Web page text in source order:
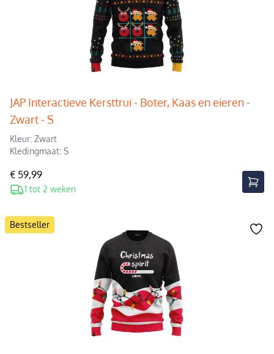
JAP Interactieve Kersttrui - Boter, Kaas en eieren -
Zwart - S
Kleur: Zwart
Kledingmaat: S
€ 59,99
1 tot 2 weken
Bestseller